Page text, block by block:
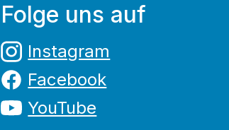
Folge uns auf
Instagram
Facebook
YouTube